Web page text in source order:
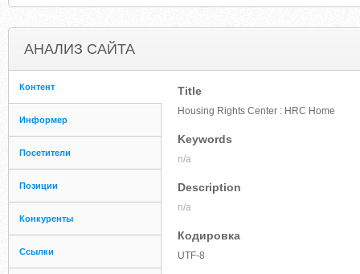
АНАЛИЗ САЙТА
Контент
Информер
Посетители
Позиции
Конкуренты
Ссылки
Title
Housing Rights Center : HRC Home
Keywords
n/a
Description
n/a
Кодировка
UTF-8